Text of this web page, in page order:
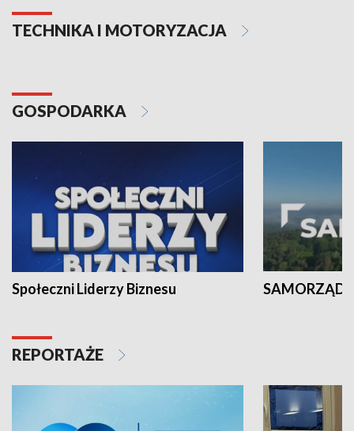
TECHNIKA I MOTORYZACJA
GOSPODARKA
Społeczni Liderzy Biznesu SAMORZĄD
REPORTAŻE